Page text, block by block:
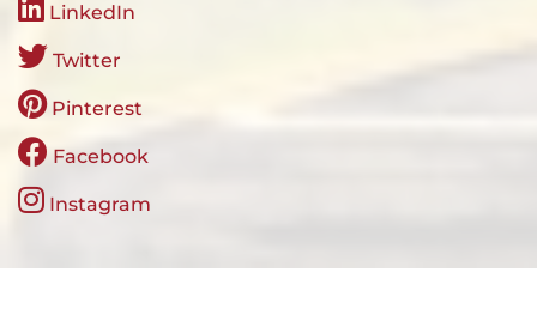
LinkedIn
Twitter
Pinterest
Facebook
Instagram